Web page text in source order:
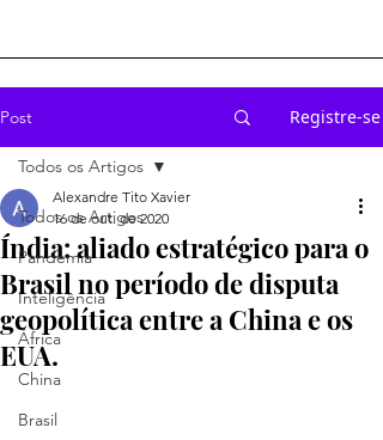
Post Registre-se
Todos os Artigos
Pandemia
Inteligência
África
China
Brasil
Todos os Artigos
Índia: aliado estratégico para o
Brasil no período de disputa
geopolítica entre a China e os
EUA.
Alexandre Tito Xavier
16 de out. de 2020